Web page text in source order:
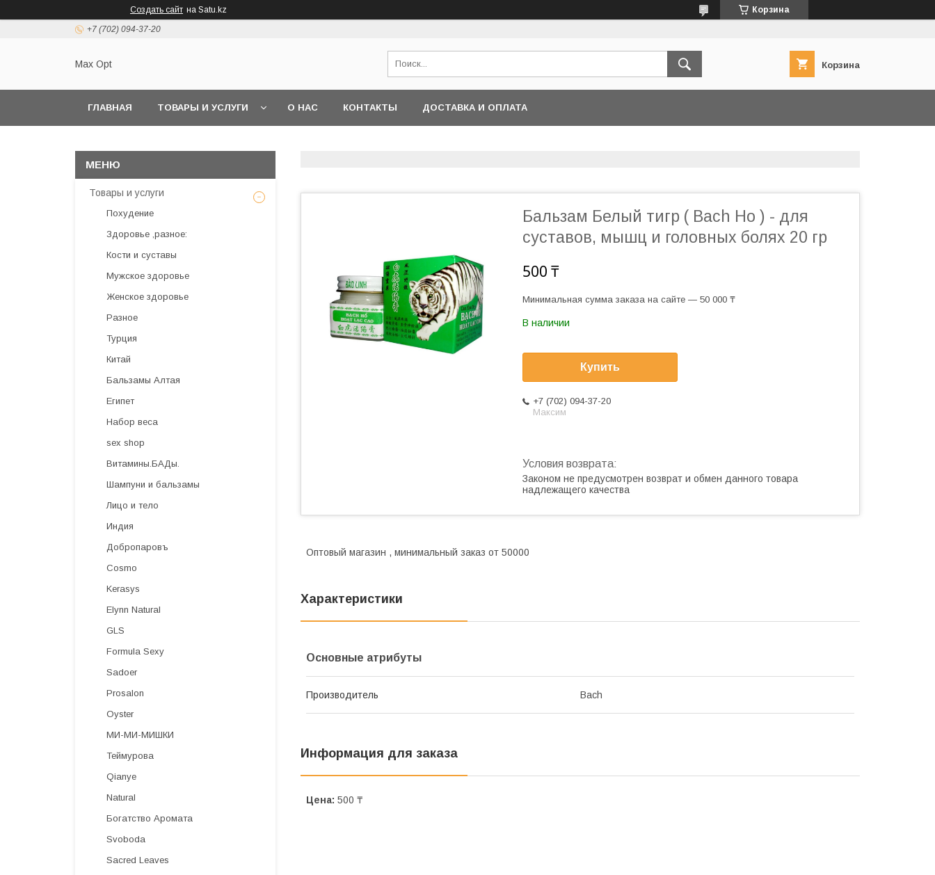
Создать сайт на Satu.kz Корзина
+7 (702) 094-37-20
Max Opt Корзина
ГЛАВНАЯ ТОВАРЫ И УСЛУГИ О НАС КОНТАКТЫ ДОСТАВКА И ОПЛАТА
Бальзам Белый тигр ( Bach Ho ) - для
суставов, мышц и головных болях 20 гр
500 ₸
Минимальная сумма заказа на сайте — 50 000 ₸
В наличии
Купить
+7 (702) 094-37-20
Максим
Законом не предусмотрен возврат и обмен данного товара
надлежащего качества
Оптовый магазин , минимальный заказ от 50000
Характеристики
Основные атрибуты
Производитель Bach
Информация для заказа
Цена: 500 ₸
Товары и услуги
Похудение
Здоровье ,разное:
Кости и суставы
Мужское здоровье
Женское здоровье
Разное
Турция
Китай
Бальзамы Алтая
Египет
Набор веса
sex shop
Витамины.БАДы.
Шампуни и бальзамы
Лицо и тело
Индия
Добропаровъ
Cosmo
Kerasys
Elynn Natural
GLS
Formula Sexy
Sadoer
Prosalon
Oyster
МИ-МИ-МИШКИ
Теймурова
Qianye
Natural
Богатство Аромата
Svoboda
Sacred Leaves